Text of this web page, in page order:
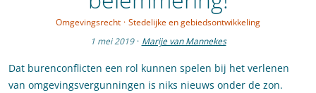
Omgevingsrecht · Stedelijke en gebiedsontwikkeling
1 mei 2019 · Marije van Mannekes
Dat burenconflicten een rol kunnen spelen bij het verlenen
van omgevingsvergunningen is niks nieuws onder de zon.